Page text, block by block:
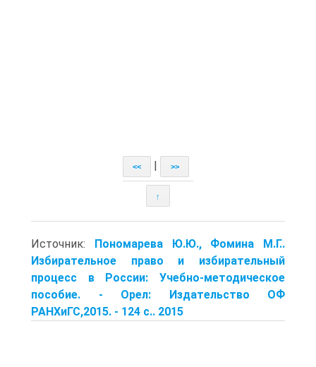
<< >>
↑
Источник: Пономарева Ю.Ю., Фомина М.Г..
Избирательное право и избирательный
процесс в России: Учебно-методическое
пособие. - Орел: Издательство ОФ
РАНХиГС,2015. - 124 с.. 2015